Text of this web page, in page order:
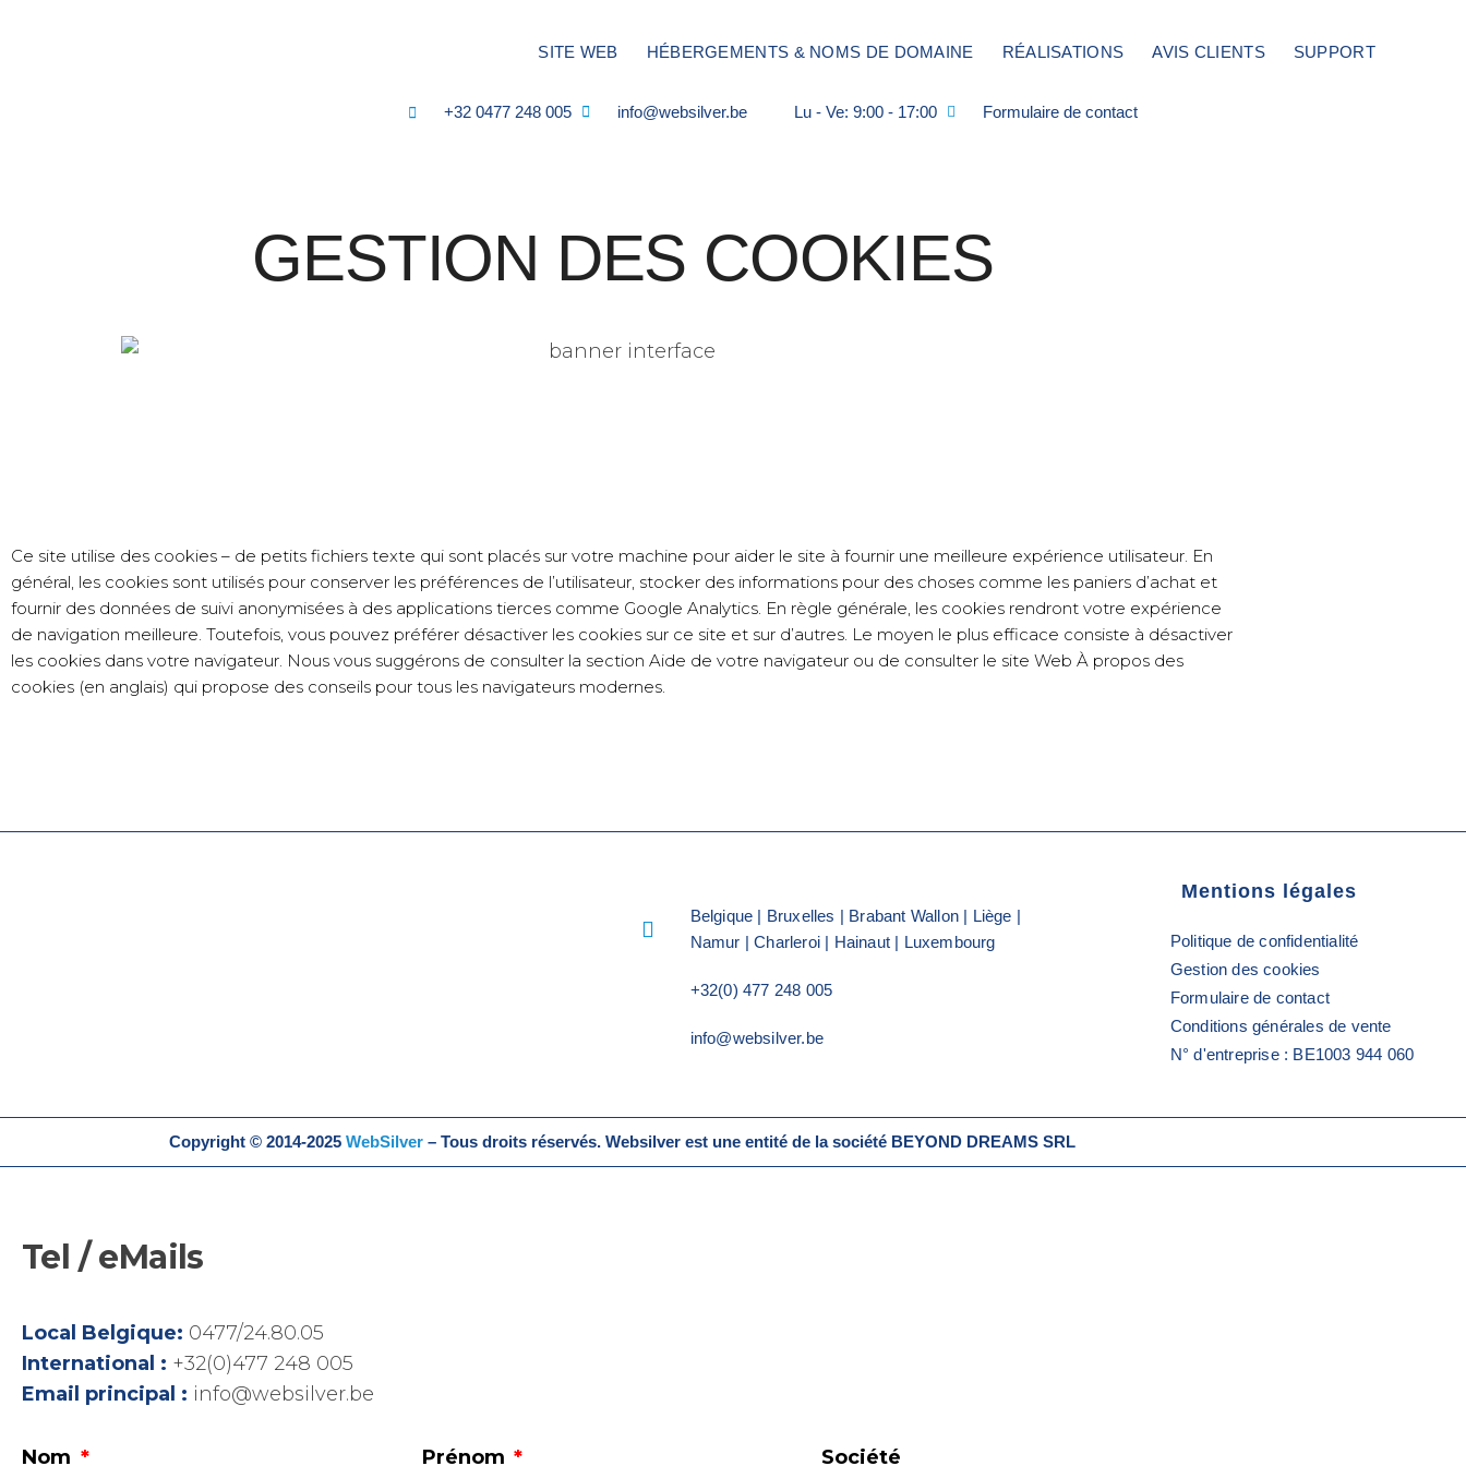
SITE WEB HÉBERGEMENTS & NOMS DE DOMAINE RÉALISATIONS AVIS CLIENTS SUPPORT
+32 0477 248 005 info@websilver.be Lu - Ve: 9:00 - 17:00 Formulaire de contact
GESTION DES COOKIES
Ce site utilise des cookies – de petits fichiers texte qui sont placés sur votre machine pour aider le site à fournir une meilleure expérience utilisateur. En
général, les cookies sont utilisés pour conserver les préférences de l’utilisateur, stocker des informations pour des choses comme les paniers d’achat et
fournir des données de suivi anonymisées à des applications tierces comme Google Analytics. En règle générale, les cookies rendront votre expérience
de navigation meilleure. Toutefois, vous pouvez préférer désactiver les cookies sur ce site et sur d’autres. Le moyen le plus efficace consiste à désactiver
les cookies dans votre navigateur. Nous vous suggérons de consulter la section Aide de votre navigateur ou de consulter le site Web À propos des
cookies (en anglais) qui propose des conseils pour tous les navigateurs modernes.
Belgique | Bruxelles | Brabant Wallon | Liège |
Namur | Charleroi | Hainaut | Luxembourg
+32(0) 477 248 005
info@websilver.be
Mentions légales
Politique de confidentialité
Gestion des cookies
Formulaire de contact
Conditions générales de vente
N° d'entreprise : BE1003 944 060
Copyright © 2014-2025 WebSilver– Tous droits réservés. Websilver est une entité de la société BEYOND DREAMS SRL
Tel / eMails
Local Belgique: 0477/24.80.05
International : +32(0)477 248 005
Email principal : info@websilver.be
Nom Prénom Société